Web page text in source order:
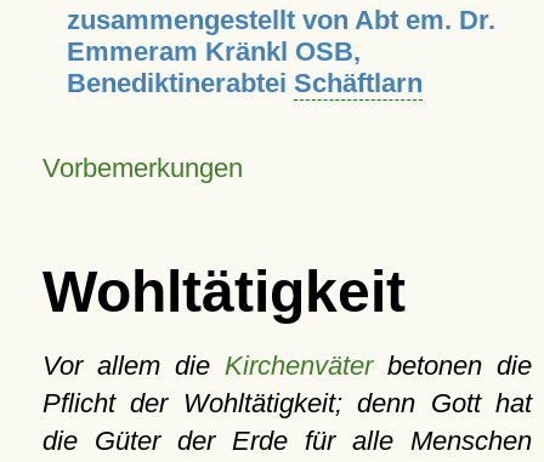
zusammengestellt von Abt em. Dr.
Emmeram Kränkl OSB,
Benediktinerabtei Schäftlarn
Vorbemerkungen
Wohltätigkeit
Vor allem die Kirchenväterbetonen die
Pflicht der Wohltätigkeit; denn Gott hat
die Güter der Erde für alle Menschen